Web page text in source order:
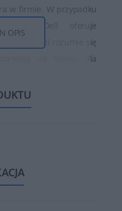
w firmie. W przypadku
firma Dell oferuje
W firmie Dell rozumie się
się klienci, dla
funkcje zarządzania).
produktów i rozwiązań
OPIS